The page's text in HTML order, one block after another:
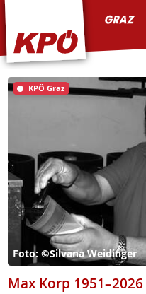
KPÖ Graz
Foto: ©Silvana Weidinger
Max Korp 1951–2026